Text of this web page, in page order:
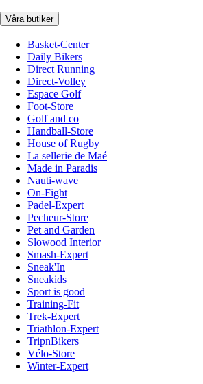
Våra butiker
Basket-Center
Daily Bikers
Direct Running
Direct-Volley
Espace Golf
Foot-Store
Golf and co
Handball-Store
House of Rugby
La sellerie de Maé
Made in Paradis
Nauti-wave
On-Fight
Padel-Expert
Pecheur-Store
Pet and Garden
Slowood Interior
Smash-Expert
Sneak'In
Sneakids
Sport is good
Training-Fit
Trek-Expert
Triathlon-Expert
TripnBikers
Vélo-Store
Winter-Expert